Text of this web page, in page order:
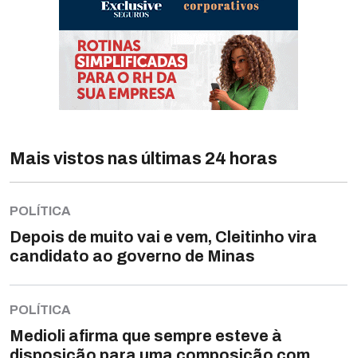
Mais vistos nas últimas 24 horas
POLÍTICA
Depois de muito vai e vem, Cleitinho vira
candidato ao governo de Minas
POLÍTICA
Medioli afirma que sempre esteve à